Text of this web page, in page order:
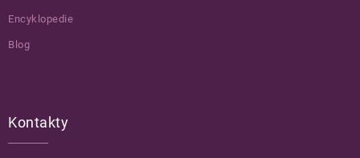
Encyklopedie
Blog
Kontakty